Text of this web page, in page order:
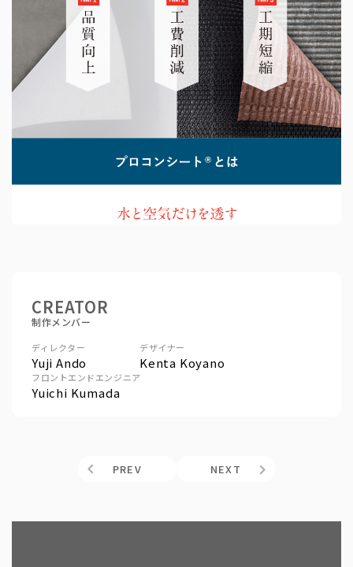
CREATOR
制作メンバー
ディレクター
Yuji Ando
デザイナー
Kenta Koyano
フロントエンドエンジニア
Yuichi Kumada
PREV NEXT